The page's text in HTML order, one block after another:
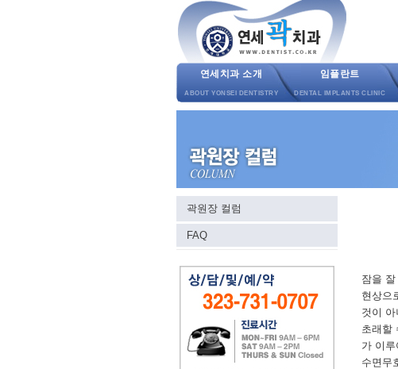
연세치과 소개
ABOUT YONSEI DENTISTRY
임플란트
DENTAL IMPLANTS CLINIC
곽원장 컬럼
FAQ
잠을
현상으
것이
초래할
가 이
수면무